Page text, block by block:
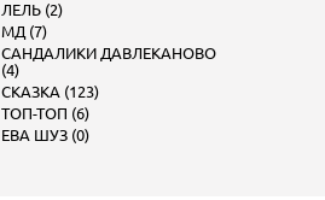
ЛЕЛЬ (2)
МД (7)
САНДАЛИКИ ДАВЛЕКАНОВО
(4)
СКАЗКА (123)
ТОП-ТОП (6)
ЕВА ШУЗ (0)